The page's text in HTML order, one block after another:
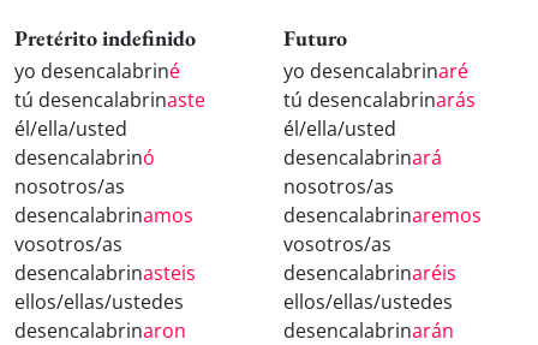
Pretérito indefinido
yo desencalabriné
tú desencalabrinaste
él/ella/usted
desencalabrinó
nosotros/as
desencalabrinamos
vosotros/as
desencalabrinasteis
ellos/ellas/ustedes
desencalabrinaron
Futuro
yo desencalabrinaré
tú desencalabrinarás
él/ella/usted
desencalabrinará
nosotros/as
desencalabrinaremos
vosotros/as
desencalabrinaréis
ellos/ellas/ustedes
desencalabrinarán